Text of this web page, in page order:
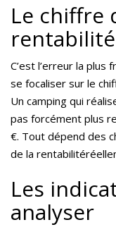
Le chiffre
C’est l’erreur la
se focaliser sur le
Un camping qui
pas forcément plus
€. Tout dépend des
de la
Les
analyser